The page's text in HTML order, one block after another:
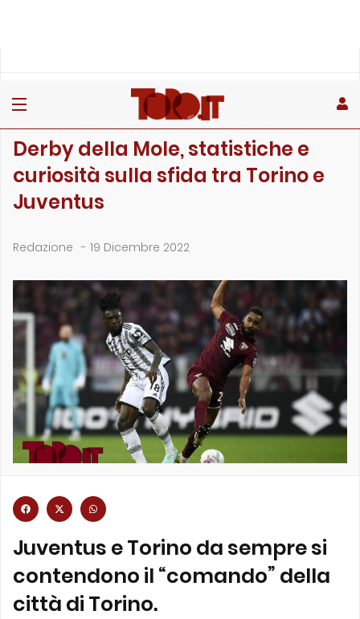
Derby della Mole, statistiche e
curiosità sulla sfida tra Torino e
Juventus
Redazione - 19 Dicembre 2022
Juventus e Torino da sempre si
contendono il “comando” della
città di Torino.